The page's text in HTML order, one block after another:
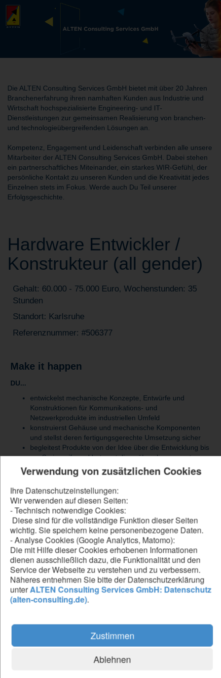
Verwendung von zusätzlichen Cookies
Ihre Datenschutzeinstellungen:
Wir verwenden auf diesen Seiten:
- Technisch notwendige Cookies:
Diese sind für die vollständige Funktion dieser Seiten
wichtig. Sie speichern keine personenbezogene Daten.
- Analyse Cookies (Google Analytics, Matomo):
Die mit Hilfe dieser Cookies erhobenen Informationen
dienen ausschließlich dazu, die Funktionalität und den
Service der Webseite zu verstehen und zu verbessern.
Näheres entnehmen Sie bitte der Datenschutzerklärung
unterALTEN Consulting Services GmbH: Datenschutz
(alten-consulting.de).
Zustimmen
Ablehnen
Die ALTEN Consulting Services GmbH bietet mit über 20 Jahren
Branchenerfahrung ihren namhaften Kunden aus Industrie und
Wirtschaft hochspezialisierte Engineering- und IT-
Dienstleistungen zur gemeinsamen Realisierung von branchen-
und technologieübergreifenden Lösungen an.
Kompetenz, Engagement und Leidenschaft verbinden alle unsere
Mitarbeiter der ALTEN Consulting Services GmbH. Dabei stehen
ein partnerschaftliches Miteinander, ein starkes WIR-Gefühl, der
persönliche Kontakt zu unseren Kunden und die Kreativität jedes
Einzelnen stets im Fokus. Werde auch Du Teil unserer
Erfolgsgeschichte.
Hardware Entwickler /
Konstrukteur (all gender)
Gehalt: 60.000 - 75.000 Euro, Wochenstunden: 35
Stunden
Standort: Karlsruhe
Referenznummer: #506377
Make it happen
DU...
entwickelst mechanische Konzepte, Entwürfe und
Konstruktionen für Kommunikations- und
Netzwerkprodukte im industriellen Umfeld
konstruierst Gehäuse und mechanische Komponenten
und stellst deren fertigungsgerechte Umsetzung sicher
begleitest Produkte von der Idee über die Entwicklung bis
zur Serienreife und betreust diese über den gesamten
Produktlebenszyklus
stimmst dich eng mit Produktion, Entwicklung und
weiteren Fachbereichen zur Optimierung von
Produktlösungen ab
unterstützt standortübergreifend bei Entwicklungs- und
Fertigungseinführungen sowie bei technischen
Fragestellungen
Be our forward thinker
DU...
hast ein abgeschlossenes Studium im Bereich
Maschinenbau, Mechatronik, Produktentwicklung oder
verfügst über fundierte Kenntnisse in der mechanischen
Entwicklung von Elektronikgehäusen
bringst vertiefte Erfahrung im Umgang mit CAD-Systemen
wie Siemens NX sowie mit Fertigungstechnologien wie
Blech, Spritzguss oder Druckguss mit